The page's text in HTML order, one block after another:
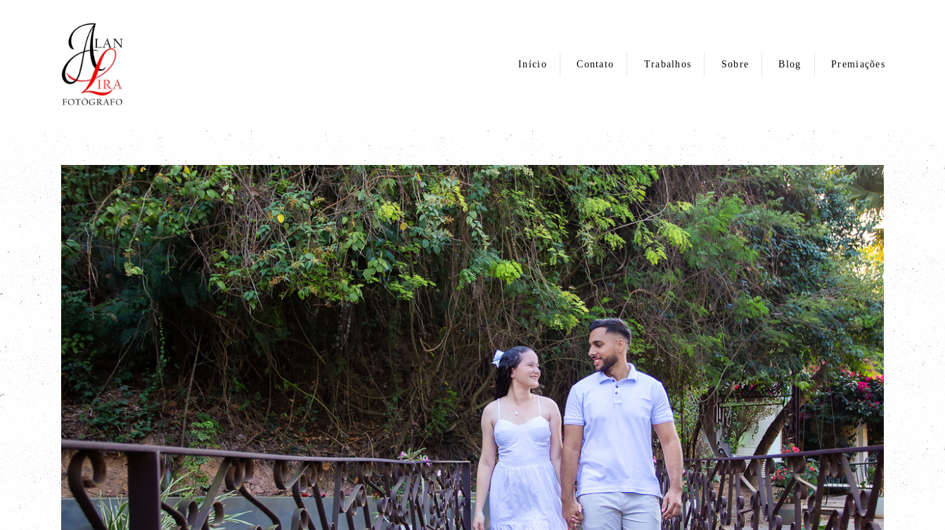
Início Contato Trabalhos Sobre Blog Premiações